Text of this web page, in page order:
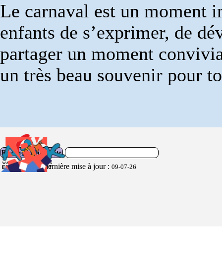
Le carnaval est un moment
enfants de s’exprimer, de
partager un moment
un très beau souvenir pour
Rechercher sur le site
Dernière mise à jour : 09-07-26